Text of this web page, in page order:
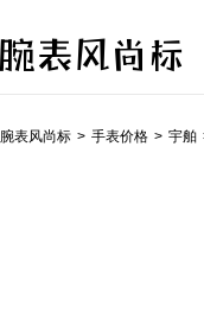
腕表风尚标 手表价格 宇舶